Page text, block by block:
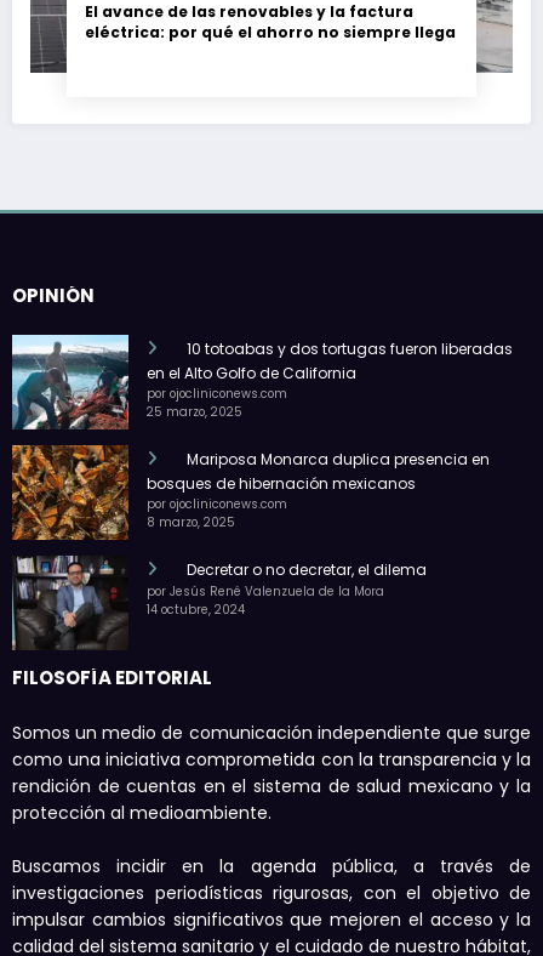
El avance de las renovables y la factura
eléctrica: por qué el ahorro no siempre llega
OPINIÓN
10 totoabas y dos tortugas fueron liberadas
en el Alto Golfo de California
por ojocliniconews.com
25 marzo, 2025
Mariposa Monarca duplica presencia en
bosques de hibernación mexicanos
por ojocliniconews.com
8 marzo, 2025
Decretar o no decretar, el dilema
por Jesús René Valenzuela de la Mora
14 octubre, 2024
FILOSOFÍA EDITORIAL
Somos un medio de comunicación independiente que surge
como una iniciativa comprometida con la transparencia y la
rendición de cuentas en el sistema de salud mexicano y la
protección al medioambiente.
Buscamos incidir en la agenda pública, a través de
investigaciones periodísticas rigurosas, con el objetivo de
impulsar cambios significativos que mejoren el acceso y la
calidad del sistema sanitario y el cuidado de nuestro hábitat,